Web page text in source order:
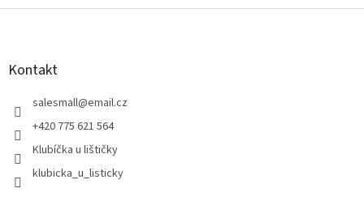
Z
Kontakt
salesmall@email.cz
+420 775 621 564
Klubíčka u lištičky
klubicka_u_listicky